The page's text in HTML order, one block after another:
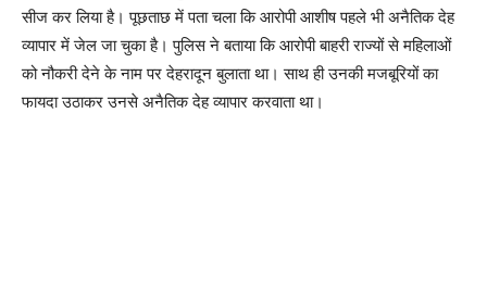
सीज कर लिया है। पूछताछ में पता चला कि आरोपी आशीष पहले भी अनैतिक देह
व्यापार में जेल जा चुका है। पुलिस ने बताया कि आरोपी बाहरी राज्यों से महिलाओं
को नौकरी देने के नाम पर देहरादून बुलाता था। साथ ही उनकी मजबूरियों का
फायदा उठाकर उनसे अनैतिक देह व्यापार करवाता था।